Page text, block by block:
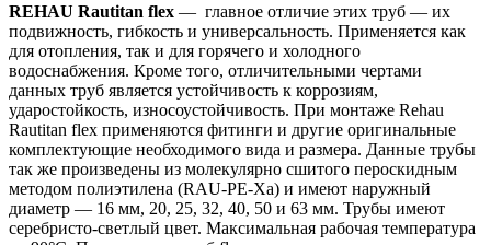
REHAU Rautitan flex — главное отличие этих труб — их
подвижность, гибкость и универсальность. Применяется как
для отопления, так и для горячего и холодного
водоснабжения. Кроме того, отличительными чертами
данных труб является устойчивость к коррозиям,
ударостойкость, износоустойчивость. При монтаже Rehau
Rautitan flex применяются фитинги и другие оригинальные
комплектующие необходимого вида и размера. Данные трубы
так же произведены из молекулярно сшитого пероскидным
методом полиэтилена (RAU-PE-Xa) и имеют наружный
диаметр — 16 мм, 20, 25, 32, 40, 50 и 63 мм. Трубы имеют
серебристо-светлый цвет. Максимальная рабочая температура